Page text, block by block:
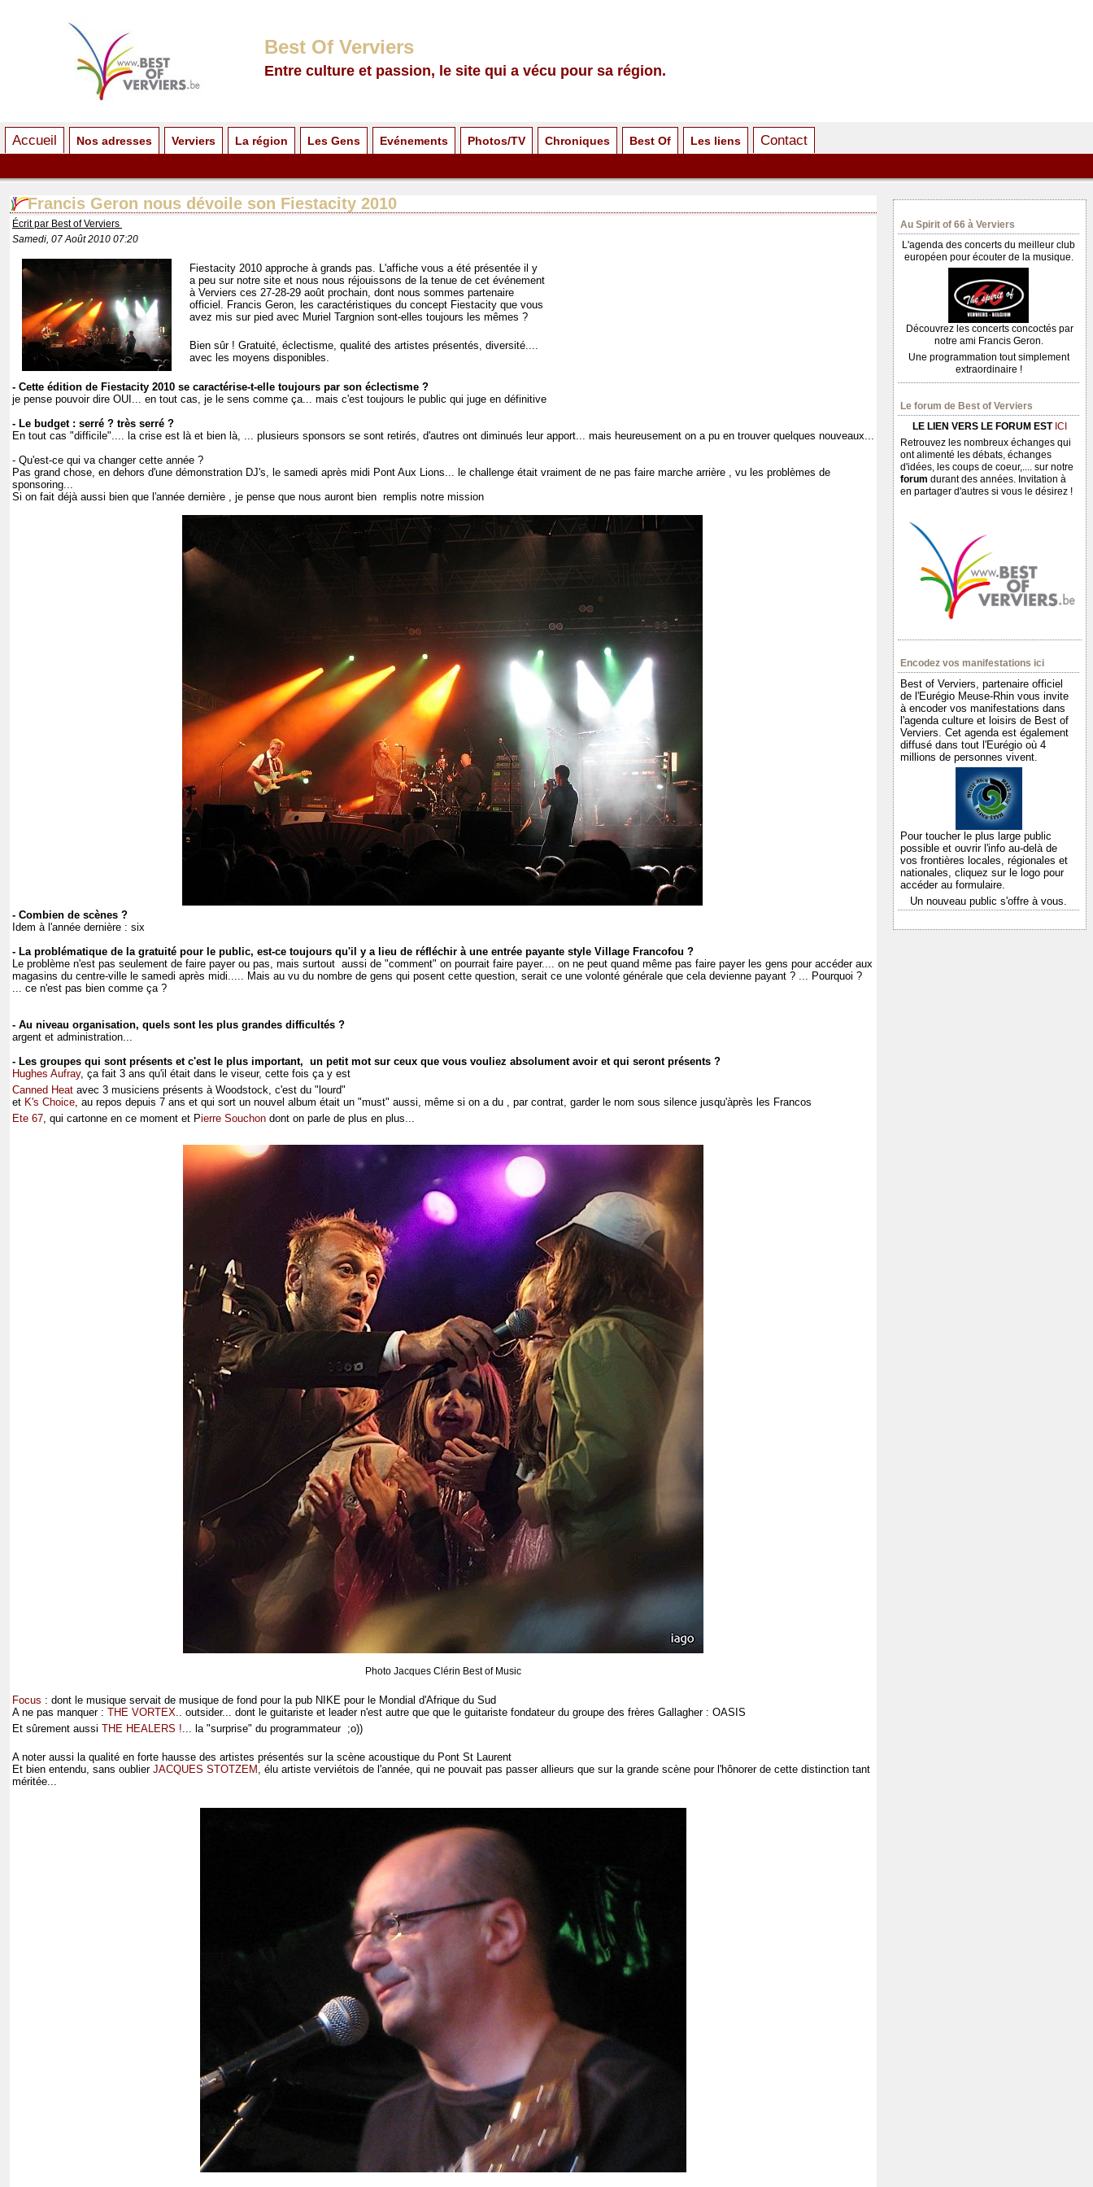
Best Of Verviers
Entre culture et passion, le site qui a vécu pour sa région.
Accueil Nos adresses Verviers La région Les Gens Evénements Photos/TV Chroniques Best Of Les liens Contact
Francis Geron nous dévoile son Fiestacity 2010
Écrit par Best of Verviers
Samedi, 07 Août 2010 07:20
Fiestacity 2010 approche à grands pas. L'affiche vous a été présentée il y
a peu sur notre site et nous nous réjouissons de la tenue de cet événement
à Verviers ces 27-28-29 août prochain, dont nous sommes partenaire
officiel. Francis Geron, les caractéristiques du concept Fiestacity que vous
avez mis sur pied avec Muriel Targnion sont-elles toujours les mêmes ?
Bien sûr ! Gratuité, éclectisme, qualité des artistes présentés, diversité....
avec les moyens disponibles.
- Cette édition de Fiestacity 2010 se caractérise-t-elle toujours par son éclectisme ?
je pense pouvoir dire OUI... en tout cas, je le sens comme ça... mais c'est toujours le public qui juge en définitive
- Le budget : serré ? très serré ?
En tout cas "difficile".... la crise est là et bien là, ... plusieurs sponsors se sont retirés, d'autres ont diminués leur apport... mais heureusement on a pu en trouver quelques nouveaux...
- Qu'est-ce qui va changer cette année ?
Pas grand chose, en dehors d'une démonstration DJ's, le samedi après midi Pont Aux Lions... le challenge était vraiment de ne pas faire marche arrière , vu les problèmes de
sponsoring...
Si on fait déjà aussi bien que l'année dernière , je pense que nous auront bien remplis notre mission
- Combien de scènes ?
Idem à l'année dernière : six
- La problématique de la gratuité pour le public, est-ce toujours qu'il y a lieu de réfléchir à une entrée payante style Village Francofou ?
Le problème n'est pas seulement de faire payer ou pas, mais surtout aussi de "comment" on pourrait faire payer.... on ne peut quand même pas faire payer les gens pour accéder aux
magasins du centre-ville le samedi après midi..... Mais au vu du nombre de gens qui posent cette question, serait ce une volonté générale que cela devienne payant ? ... Pourquoi ?
... ce n'est pas bien comme ça ?
- Au niveau organisation, quels sont les plus grandes difficultés ?
argent et administration...
- Les groupes qui sont présents et c'est le plus important, un petit mot sur ceux que vous vouliez absolument avoir et qui seront présents ?
Hughes Aufray, ça fait 3 ans qu'il était dans le viseur, cette fois ça y est
Canned Heat avec 3 musiciens présents à Woodstock, c'est du "lourd"
et K's Choice, au repos depuis 7 ans et qui sort un nouvel album était un "must" aussi, même si on a du , par contrat, garder le nom sous silence jusqu'àprès les Francos
Ete 67, qui cartonne en ce moment et Pierre Souchon dont on parle de plus en plus...
Photo Jacques Clérin Best of Music
Focus : dont le musique servait de musique de fond pour la pub NIKE pour le Mondial d'Afrique du Sud
A ne pas manquer : THE VORTEX.. outsider... dont le guitariste et leader n'est autre que que le guitariste fondateur du groupe des frères Gallagher : OASIS
Et sûrement aussi THE HEALERS !... la "surprise" du programmateur ;o))
A noter aussi la qualité en forte hausse des artistes présentés sur la scène acoustique du Pont St Laurent
Et bien entendu, sans oublier JACQUES STOTZEM , élu artiste verviétois de l'année, qui ne pouvait pas passer allieurs que sur la grande scène pour l'hônorer de cette distinction tant
méritée...
Au Spirit of 66 à Verviers
L'agenda des concerts du meilleur club
européen pour écouter de la musique.
Découvrez les concerts concoctés par
notre ami Francis Geron.
Une programmation tout simplement
extraordinaire !
Le forum de Best of Verviers
LE LIEN VERS LE FORUM EST ICI
Retrouvez les nombreux échanges qui
ont alimenté les débats, échanges
d'idées, les coups de coeur,.... sur notre
forum durant des années. Invitation à
en partager d'autres si vous le désirez !
Encodez vos manifestations ici
Best of Verviers, partenaire officiel
de l'Eurégio Meuse-Rhin vous invite
à encoder vos manifestations dans
l'agenda culture et loisirs de Best of
Verviers. Cet agenda est également
diffusé dans tout l'Eurégio où 4
millions de personnes vivent.
Pour toucher le plus large public
possible et ouvrir l'info au-delà de
vos frontières locales, régionales et
nationales, cliquez sur le logo pour
accéder au formulaire.
Un nouveau public s'offre à vous.